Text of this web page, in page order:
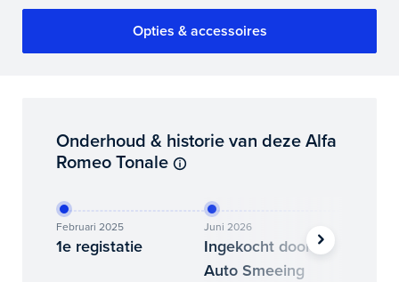
Opties & accessoires
Onderhoud & historie van deze Alfa
Romeo Tonale
Februari 2025
1e registatie
Juni 2026
Ingekocht door
Auto Smeeing